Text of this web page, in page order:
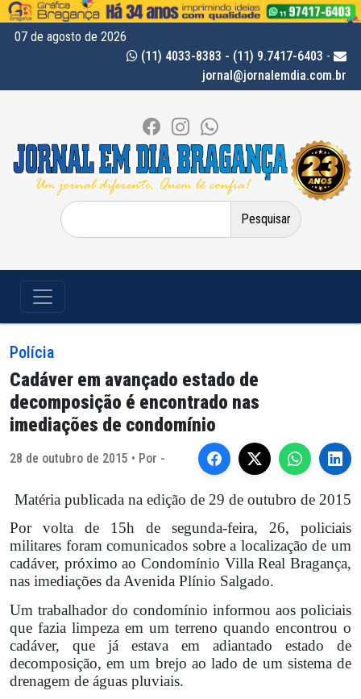
07 de agosto de 2026
(11) 4033-8383 - (11) 9.7417-6403 -
jornal@jornalemdia.com.br
Pesquisar
por:
Polícia
Cadáver em avançado estado de
decomposição é encontrado nas
imediações de condomínio
28 de outubro de 2015 • Por -
Matéria publicada na edição de 29 de outubro de 2015
Por volta de 15h de segunda-feira, 26, policiais
militares foram comunicados sobre a localização de um
cadáver, próximo ao Condomínio Villa Real Bragança,
nas imediações da Avenida Plínio Salgado.
Um trabalhador do condomínio informou aos policiais
que fazia limpeza em um terreno quando encontrou o
cadáver, que já estava em adiantado estado de
decomposição, em um brejo ao lado de um sistema de
drenagem de águas pluviais.